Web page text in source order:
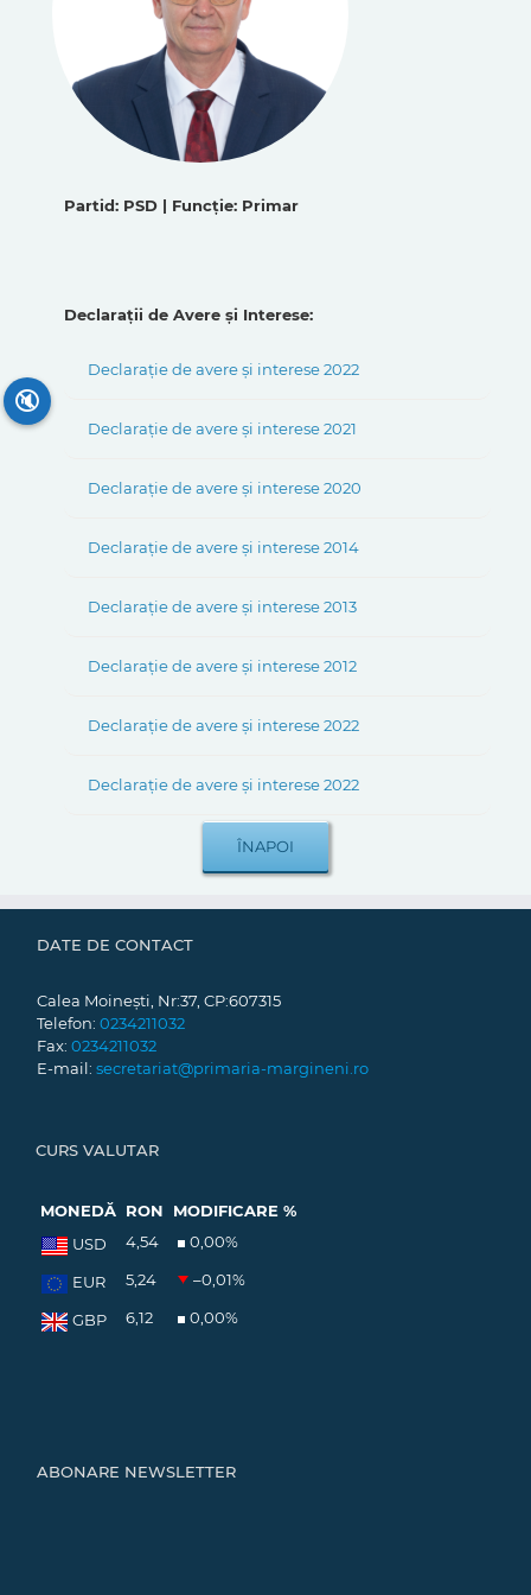
Partid: PSD | Funcție: Primar
Declarații de Avere și Interese:
Declarație de avere și interese 2022
Declarație de avere și interese 2021
Declarație de avere și interese 2020
Declarație de avere și interese 2014
Declarație de avere și interese 2013
Declarație de avere și interese 2012
Declarație de avere și interese 2022
Declarație de avere și interese 2022
DATE DE CONTACT
Calea Moinești, Nr:37, CP:607315
Telefon: 0234211032
Fax: 0234211032
E-mail: secretariat@primaria-margineni.ro
CURS VALUTAR
MONEDĂ RON
MODIFICARE %
USD
4,54 0,00%
EUR 5,24 –0,01%
GBP 6,12 0,00%
ABONARE NEWSLETTER
🔇